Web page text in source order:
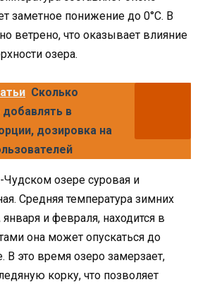
заметное понижение до 0°C. В
ветрено, что оказывает влияние
озера.
Сколько
в
дозировка на
озере суровая и
Средняя температура зимних
и февраля, находится в
она может опускаться до
В это время озеро замерзает,
корку, что позволяет